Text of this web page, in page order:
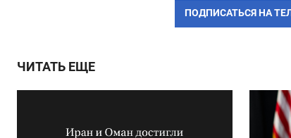
ПОДПИСАТЬСЯ НА
ЧИТАТЬ ЕЩЕ